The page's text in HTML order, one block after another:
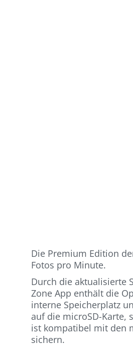
Die Premium Edition
Fotos pro Minute.
Durch die aktualisierte
Zone App enthält die
interne Speicherplatz
auf die microSD-Karte,
ist kompatibel mit den
sichern.